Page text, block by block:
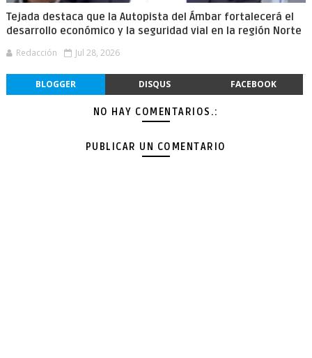
Tejada destaca que la Autopista del Ámbar fortalecerá el
desarrollo económico y la seguridad vial en la región Norte
Redacción Jul 28, 2026
BLOGGER DISQUS FACEBOOK
NO HAY COMENTARIOS.:
PUBLICAR UN COMENTARIO